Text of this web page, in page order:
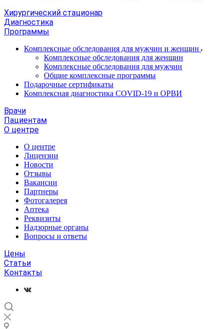
Хирургический стационар
Диагностика
Программы
Комплексные обследования для мужчин и женщин
Комплексные обследования для женщин
Комплексные обследования для мужчин
Общие комплексные программы
Подарочные сертификаты
Комплексная диагностика COVID-19 и ОРВИ
Врачи
Пациентам
О центре
О центре
Лицензии
Новости
Отзывы
Вакансии
Партнеры
Фотогалерея
Аптека
Реквизиты
Надзорные органы
Вопросы и ответы
Цены
Статьи
Контакты